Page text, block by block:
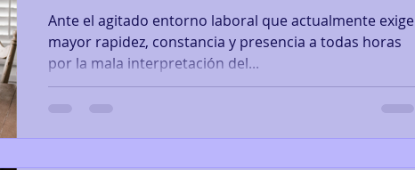
Ante el agitado entorno laboral que actualmente exige
mayor rapidez, constancia y presencia a todas horas
por la mala interpretación del...